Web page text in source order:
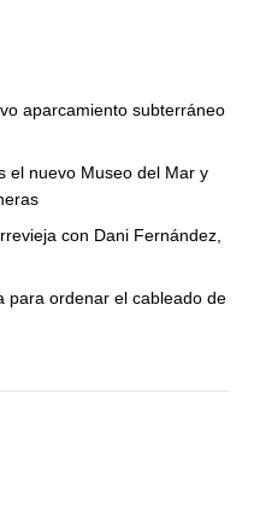
aparcamiento subterráneo
el nuevo Museo del Mar y
con Dani Fernández,
para ordenar el cableado de